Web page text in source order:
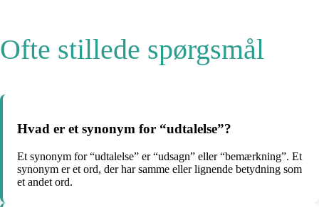
Ofte stillede spørgsmål
Hvad er et synonym for “udtalelse”?
Et synonym for “udtalelse” er “udsagn” eller “bemærkning”. Et
synonym er et ord, der har samme eller lignende betydning som
et andet ord.